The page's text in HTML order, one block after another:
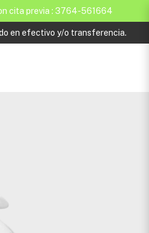
cita previa : 3764-561664
en efectivo y/o transferencia.